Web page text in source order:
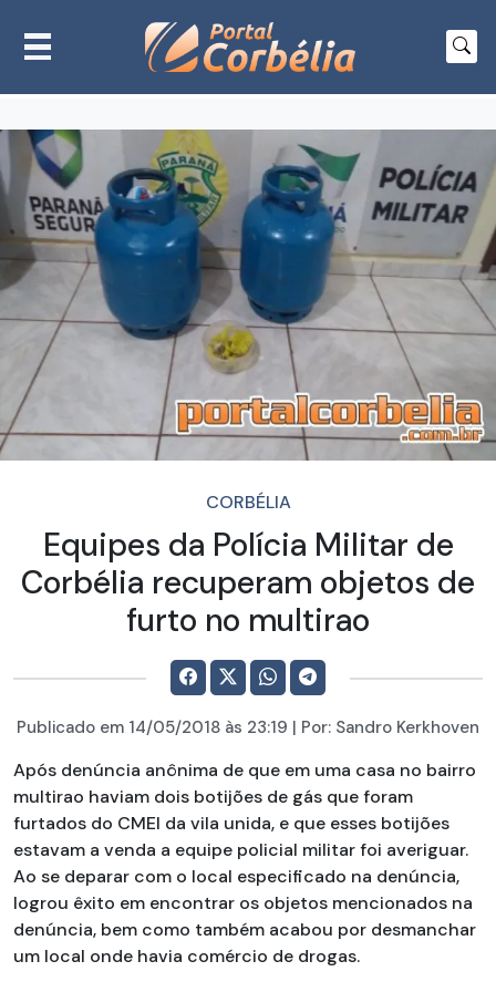
CORBÉLIA
Equipes da Polícia Militar de
Corbélia recuperam objetos de
furto no multirao
Publicado em 14/05/2018 às 23:19 | Por: Sandro Kerkhoven
Após denúncia anônima de que em uma casa no bairro
multirao haviam dois botijões de gás que foram
furtados do CMEI da vila unida, e que esses botijões
estavam a venda a equipe policial militar foi averiguar.
Ao se deparar com o local especificado na denúncia,
logrou êxito em encontrar os objetos mencionados na
denúncia, bem como também acabou por desmanchar
um local onde havia comércio de drogas.